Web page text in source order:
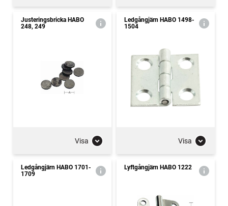
Justeringsbricka HABO
248, 249
Visa
Ledgångjärn HABO 1498-
1504
Visa
Ledgångjärn HABO 1701-
1709
Lyftgångjärn HABO 1222